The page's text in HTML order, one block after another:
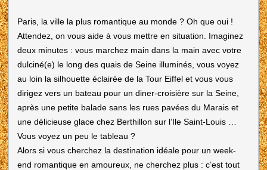
Paris, la ville la plus romantique au monde ? Oh que oui !
Attendez, on vous aide à vous mettre en situation. Imaginez
deux minutes : vous marchez main dans la main avec votre
dulciné(e) le long des quais de Seine illuminés, vous voyez
au loin la silhouette éclairée de la Tour Eiffel et vous vous
dirigez vers un bateau pour un diner-croisière sur la Seine,
après une petite balade sans les rues pavées du Marais et
une délicieuse glace chez Berthillon sur l’Ile Saint-Louis …
Vous voyez un peu le tableau ?
Alors si vous cherchez la destination idéale pour un week-
end romantique en amoureux, ne cherchez plus : c’est tout